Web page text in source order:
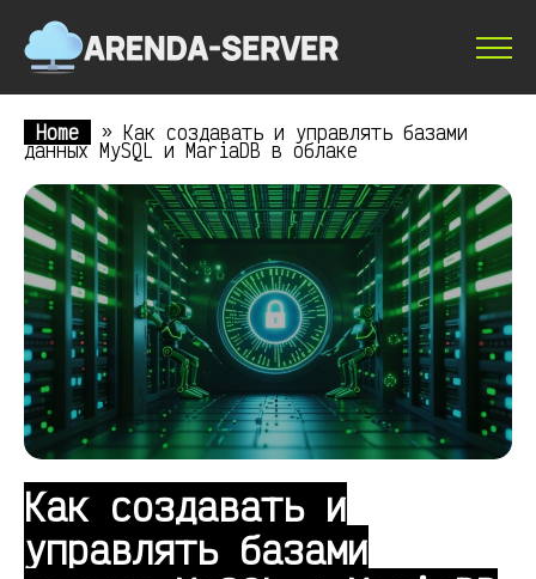
Home » Как создавать и управлять базами
данных MySQL и MariaDB в облаке
Как создавать и
управлять базами